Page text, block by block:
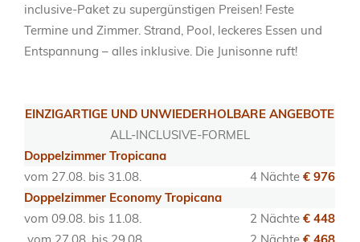
inclusive-Paket zu supergünstigen Preisen! Feste
Termine und Zimmer. Strand, Pool, leckeres Essen und
Entspannung – alles inklusive. Die Junisonne ruft!
EINZIGARTIGE UND UNWIEDERHOLBARE ANGEBOTE
ALL-INCLUSIVE-FORMEL
Doppelzimmer Tropicana
vom 27.08. bis 31.08.
4 Nächte € 976
Doppelzimmer Economy Tropicana
vom 09.08. bis 11.08.
2 Nächte € 448
vom 27.08. bis 29.08.
2 Nächte € 468